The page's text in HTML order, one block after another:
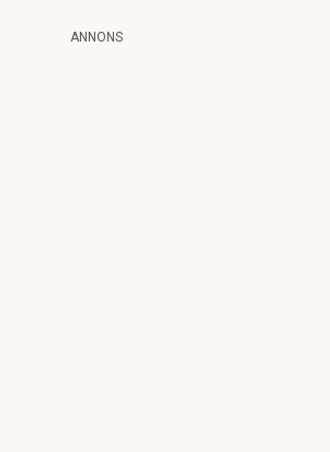
ANNONS